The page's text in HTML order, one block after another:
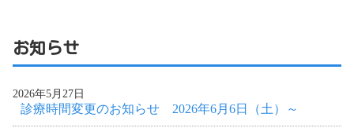
お知らせ
2026年5月27日
診療時間変更のお知らせ 2026年6月6日（土）～